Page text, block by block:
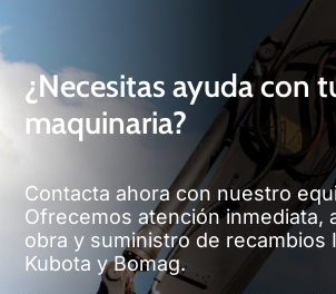
¿Necesitas ayuda con
maquinaria?
Contacta ahora con nuestro
Ofrecemos atención inmediata,
obra y suministro de recambios
Kubota y Bomag.